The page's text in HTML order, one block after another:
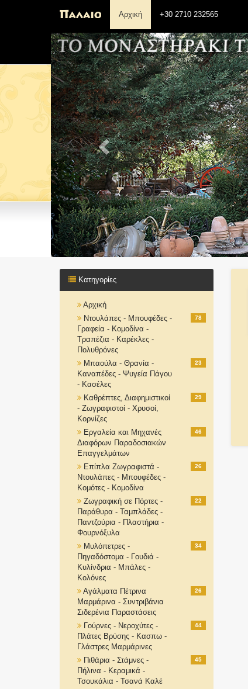
Αρχική +30 2710 232565
Previous
Κατηγορίες
Αρχική
Ντουλάπες - Μπουφέδες -
Γραφεία - Κομοδίνα -
Τραπέζια - Καρέκλες -
Πολυθρόνες
78
Μπαούλα - Θρανία -
Καναπέδες - Ψυγεία Πάγου
- Κασέλες
23
Καθρέπτες, Διαφημιστικοί
- Ζωγραφιστοί - Χρυσοί,
Κορνίζες
29
Εργαλεία και Μηχανές
Διαφόρων Παραδοσιακών
Επαγγελμάτων
46
Επίπλα Ζωγραφιστά -
Ντουλάπες - Μπουφέδες -
Κομότες - Κομοδίνα
26
Ζωγραφική σε Πόρτες -
Παράθυρα - Ταμπλάδες -
Παντζούρια - Πλαστήρια -
Φουρνόξυλα
22
Μυλόπετρες -
Πηγαδόστομα - Γουδιά -
Κυλίνδρια - Μπάλες -
Κολόνες
34
Αγάλματα Πέτρινα
Μαρμάρινα - Συντριβάνια
Σιδερένια Παραστάσεις
26
Γούρνες - Νεροχύτες -
Πλάτες Βρύσης - Κασπω -
Γλάστρες Μαρμάρινες
44
Πιθάρια - Στάμνες -
Πήλινα - Κεραμικά -
Τσουκάλια - Τσανά Καλέ
45